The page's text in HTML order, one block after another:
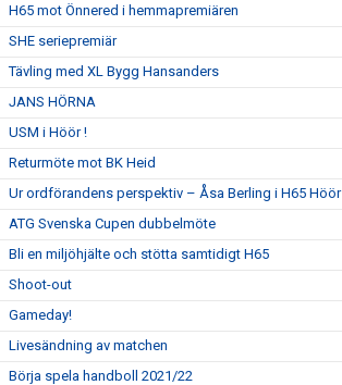
H65 mot Önnered i hemmapremiären
SHE seriepremiär
Tävling med XL Bygg Hansanders
JANS HÖRNA
USM i Höör !
Returmöte mot BK Heid
Ur ordförandens perspektiv – Åsa Berling i H65 Höör
ATG Svenska Cupen dubbelmöte
Bli en miljöhjälte och stötta samtidigt H65
Shoot-out
Gameday!
Livesändning av matchen
Börja spela handboll 2021/22